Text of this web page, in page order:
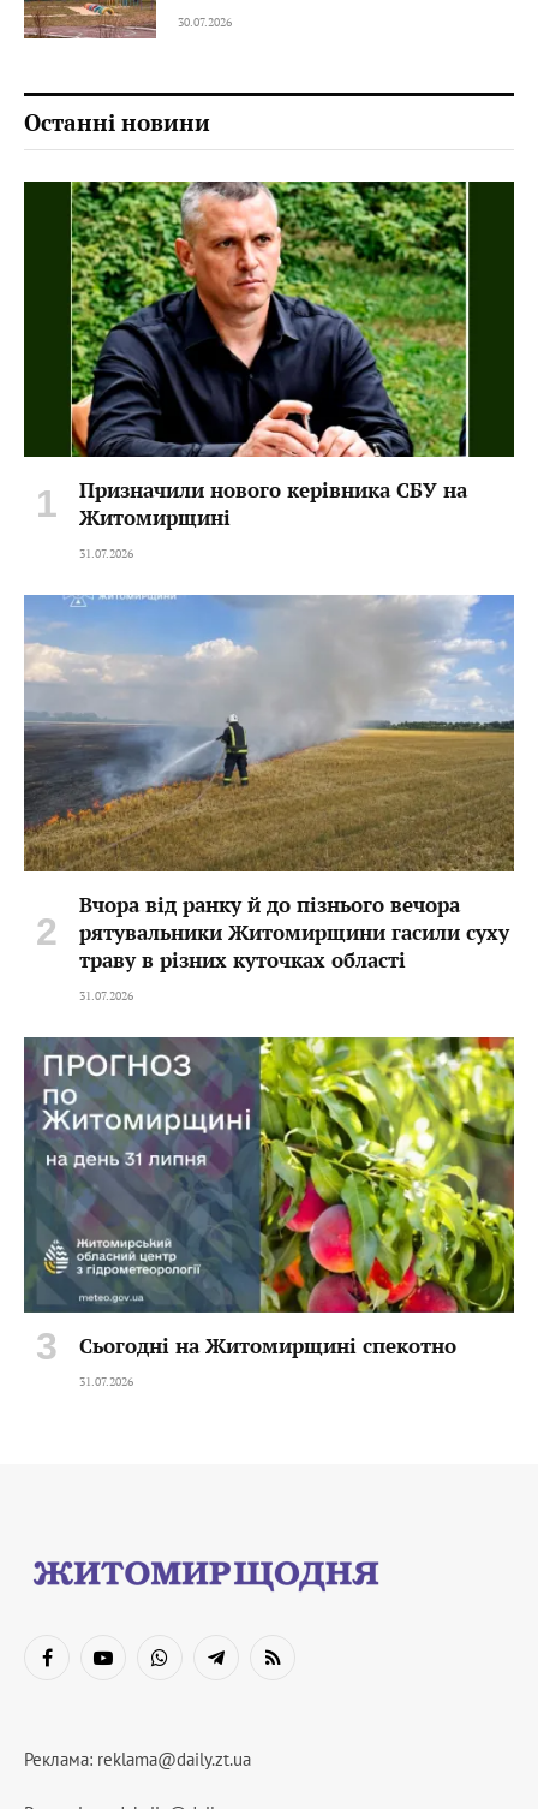
30.07.2026
Останні новини
Призначили нового керівника СБУ на
Житомирщині
31.07.2026
Вчора від ранку й до пізнього вечора
рятувальники Житомирщини гасили суху
траву в різних куточках області
31.07.2026
Сьогодні на Житомирщині спекотно
31.07.2026
FacebookYouTubeWhatsAppTelegramRSS
Реклама: reklama@daily.zt.ua